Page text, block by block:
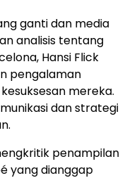
ganti dan media
analisis tentang
Hansi Flick
pengalaman
mereka.
dan strategi
penampilan
yang dianggap